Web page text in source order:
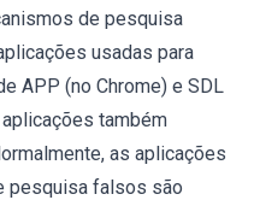
de pesquisa
usadas para
APP (no Chrome) e SDL
também
as aplicações
pesquisa falsos são